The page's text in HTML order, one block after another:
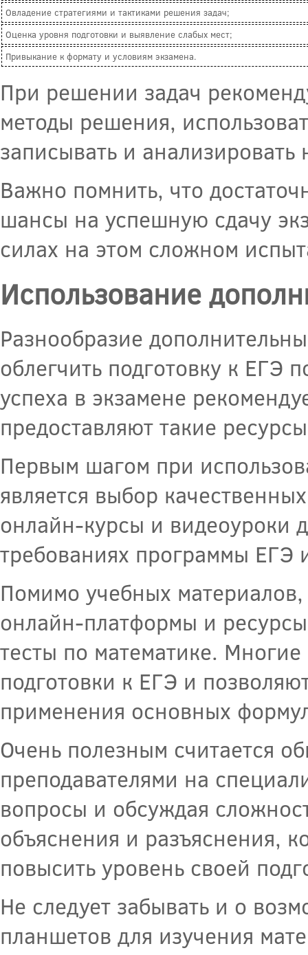
Овладение стратегиями и тактиками решения задач;
Оценка уровня подготовки и выявление слабых мест;
Привыкание к формату и условиям экзамена.
При решении задач
методы решения,
записывать и
Важно помнить, что
шансы на успешную сдачу
силах на этом сложном
Использование
Разнообразие
облегчить подготовку к ЕГЭ
успеха в экзамене
предоставляют такие
Первым шагом при
является выбор
онлайн-курсы и видеоуроки
требованиях программы ЕГЭ
Помимо учебных
онлайн-платформы и
тесты по математике.
подготовки к ЕГЭ и
применения основных
Очень полезным считается
преподавателями на
вопросы и обсуждая
объяснения и разъяснения,
повысить уровень своей
Не следует забывать и о
планшетов для изучения